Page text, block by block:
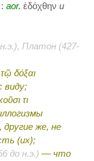
: aor. ἐδόχθην и
Платон (427-
τῷ δόξαι
виду;
τι
же, не
(их);
до н.э.) — что